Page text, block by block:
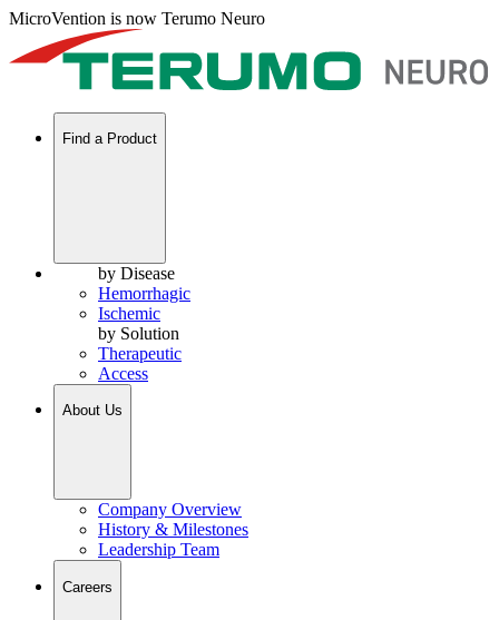
MicroVention is now Terumo Neuro
Find a Product
by Disease
Hemorrhagic
Ischemic
by Solution
Therapeutic
Access
About Us
Company Overview
History & Milestones
Leadership Team
Careers